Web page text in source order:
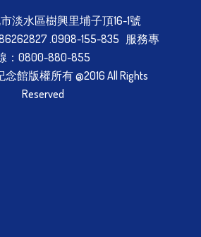
淡水區樹興里埔子頂16-1號
.0908-155-835 服務專
：0800-880-855
館版權所有 @2016 All Rights
Reserved